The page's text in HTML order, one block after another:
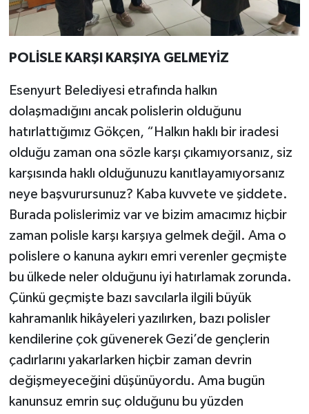
POLİSLE KARŞI KARŞIYA GELMEYİZ
Esenyurt Belediyesi etrafında halkın
dolaşmadığını ancak polislerin olduğunu
hatırlattığımız Gökçen, “Halkın haklı bir iradesi
olduğu zaman ona sözle karşı çıkamıyorsanız, siz
karşısında haklı olduğunuzu kanıtlayamıyorsanız
neye başvurursunuz? Kaba kuvvete ve şiddete.
Burada polislerimiz var ve bizim amacımız hiçbir
zaman polisle karşı karşıya gelmek değil. Ama o
polislere o kanuna aykırı emri verenler geçmişte
bu ülkede neler olduğunu iyi hatırlamak zorunda.
Çünkü geçmişte bazı savcılarla ilgili büyük
kahramanlık hikâyeleri yazılırken, bazı polisler
kendilerine çok güvenerek Gezi’de gençlerin
çadırlarını yakarlarken hiçbir zaman devrin
değişmeyeceğini düşünüyordu. Ama bugün
kanunsuz emrin suç olduğunu bu yüzden